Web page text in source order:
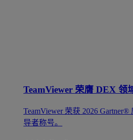
TeamViewer 荣膺 DEX 领
TeamViewer 荣获 2026
导者称号。